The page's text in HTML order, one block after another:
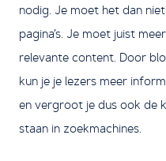
nodig. Je moet het dan
pagina’s. Je moet juist
relevante content. Door
kun je je lezers meer
en vergroot je dus ook de
staan in zoekmachines.